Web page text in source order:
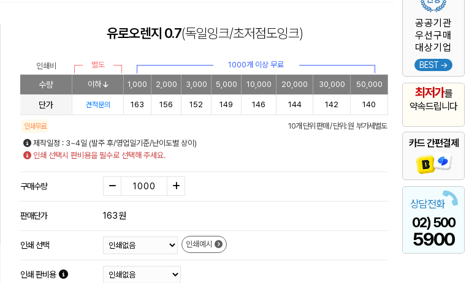
공공기관
우선구매
대상기업
BEST →
최저가를
약속드립니다
카드 간편결제
상담전화
02) 500
5900
유로오렌지 0.7(독일잉크/초저점도잉크)
인쇄비 별도 1000개 이상 무료
수량 이하 1,000 2,000 3,000 5,000 10,000 20,000 30,000 50,000
단가 견적문의 163 156 152 149 146 144 142 140
인쇄무료
10개 단위 판매 / 단위: 원 부가세별도
제작일정 : 3~4일 (발주 후/영업일기준/난이도별 상이)
인쇄 선택시 판비용을 필수로 선택해 주세요.
구매수량
판매단가 163원
인쇄 선택 인쇄예시
인쇄 판비용